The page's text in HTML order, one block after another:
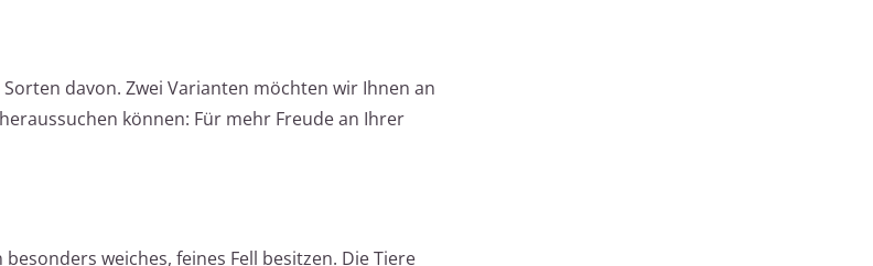
davon. Zwei Varianten möchten wir Ihnen an
können: Für mehr Freude an Ihrer
weiches, feines Fell besitzen. Die Tiere